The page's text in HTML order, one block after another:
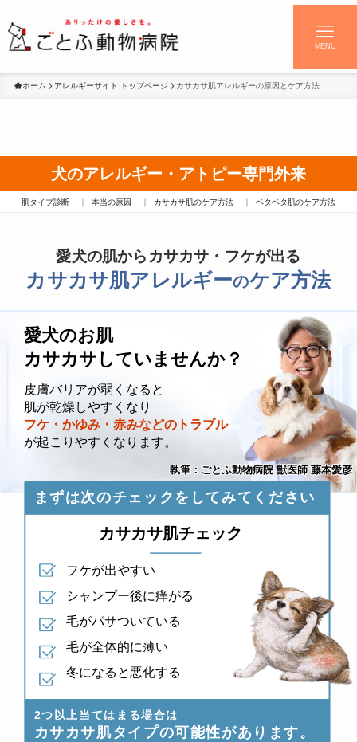
MENU
ホーム アレルギーサイト トップページ カサカサ肌アレルギーの原因とケア方法
犬のアレルギー・アトピー専門外来
肌タイプ診断 本当の原因 カサカサ肌のケア方法 ベタベタ肌のケア方法
愛犬の肌からカサカサ・フケが出る
カサカサ肌アレルギーのケア方法
愛犬のお肌
カサカサしていませんか？
皮膚バリアが弱くなると
肌が乾燥しやすくなり
フケ・かゆみ・赤みなどのトラブル
が起こりやすくなります。
執筆：ごとふ動物病院 獣医師 藤本愛彦
まずは次のチェックをしてみてください
カサカサ肌チェック
フケが出やすい
シャンプー後に痒がる
毛がパサついている
毛が全体的に薄い
冬になると悪化する
2つ以上当てはまる場合は
カサカサ肌タイプの可能性があります。